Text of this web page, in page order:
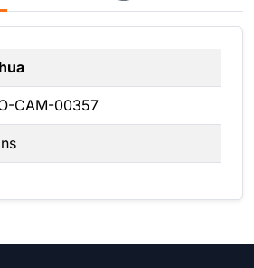
CAM-00357